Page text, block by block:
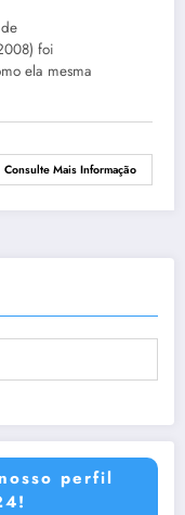
foi
ela mesma
Consulte Mais Informação
perfil